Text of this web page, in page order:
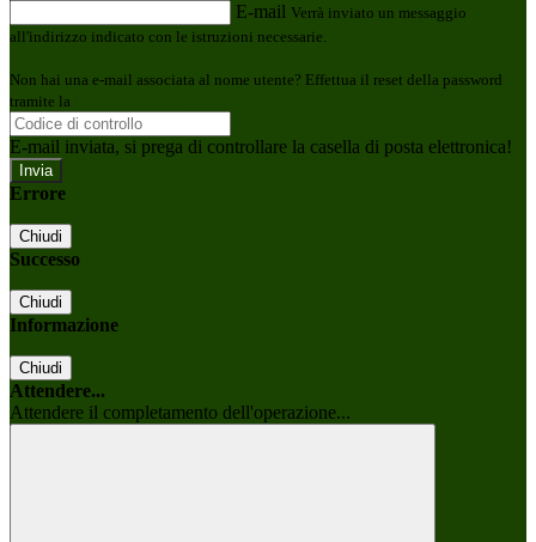
E-mail Verrà inviato un messaggio
all'indirizzo indicato con le istruzioni necessarie.
Non hai una e-mail associata al nome utente? Effettua il reset della password
tramite la
E-mail inviata, si prega di controllare la casella di posta elettronica!
Errore
Chiudi
Successo
Chiudi
Informazione
Chiudi
Attendere...
Attendere il completamento dell'operazione...